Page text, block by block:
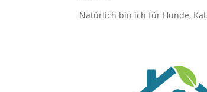
Natürlich bin ich für Hunde,